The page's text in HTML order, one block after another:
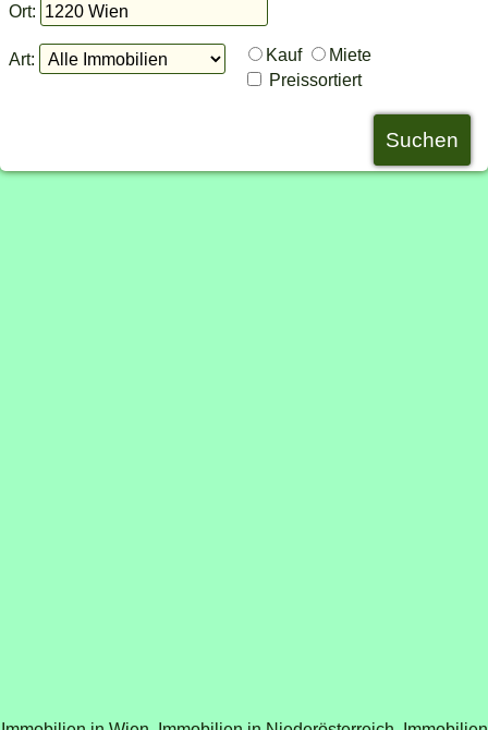
Ort:
Art: Kauf
Miete
Preissortiert